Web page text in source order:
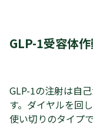
GLP-1受容体
GLP-1の注射は自
す。ダイヤルを回
使い切りのタイプで